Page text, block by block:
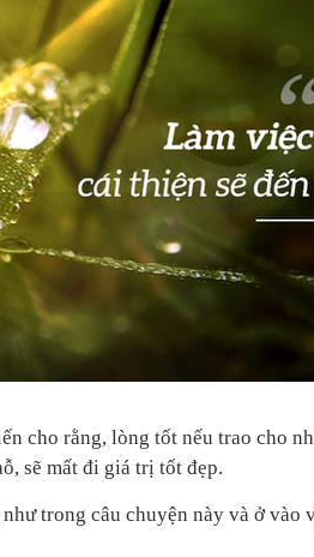
cho rằng, lòng tốt nếu trao cho
sẽ mất đi giá trị tốt đẹp.
trong câu chuyện này và ở vào